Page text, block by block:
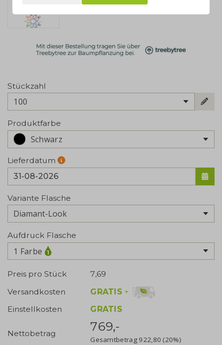
Stückzahl
100
Produktfarbe
Schwarz
Lieferdatum
Variante Flasche
Aufdruck Flasche
1 Farbe
Preis pro Stück
7,69
Versandkosten
GRATIS +
Einstellkosten
GRATIS
Nettobetrag 769,-
Gesamtbetrag 922,80 (20%)